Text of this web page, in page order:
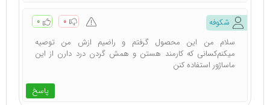
شکوفه ۰ ۰
پاسخ
سلام من این محصول گرفتم و راضیم ازش من توصیه
میکنم‌کسانی که کارمند هستن و همش گردن درد دارن از این
ماساژور استفاده کنن